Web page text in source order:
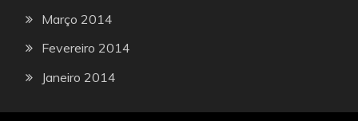
Março 2014
Fevereiro 2014
Janeiro 2014